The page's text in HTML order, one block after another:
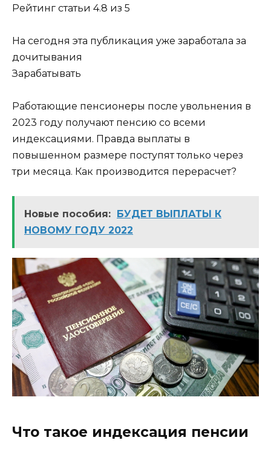
Рейтинг статьи 4.8 из 5
На сегодня эта публикация уже заработала за
дочитывания
Зарабатывать
Работающие пенсионеры после увольнения в
2023 году получают пенсию со всеми
индексациями. Правда выплаты в
повышенном размере поступят только через
три месяца. Как производится перерасчет?
Новые пособия:
БУДЕТ ВЫПЛАТЫ К
НОВОМУ ГОДУ 2022
Что такое индексация пенсии